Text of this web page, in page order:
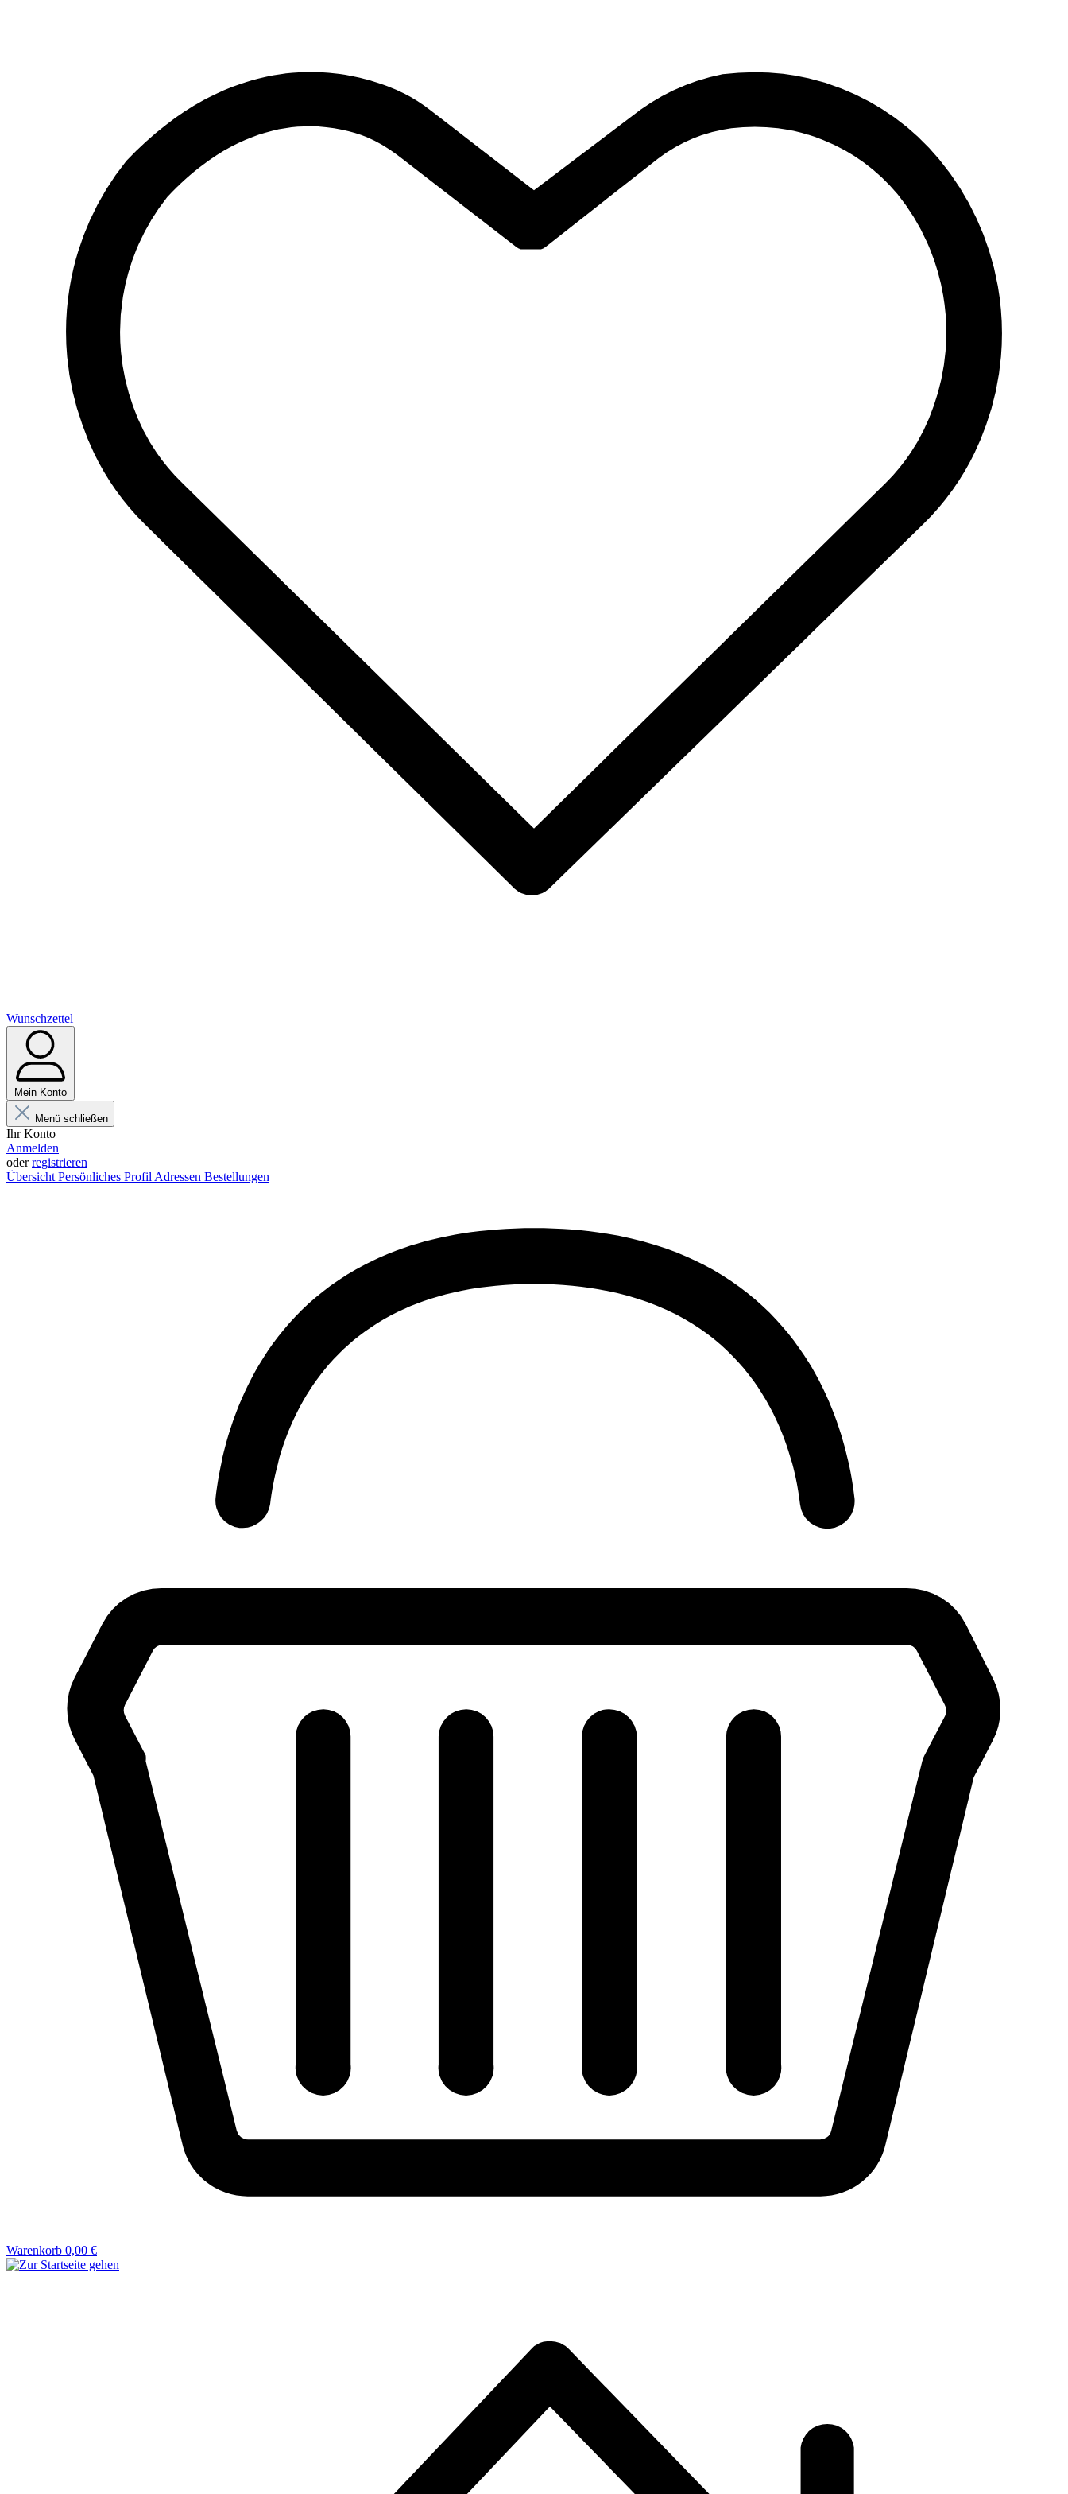
Wunschzettel
Mein Konto
Menü schließen
Ihr Konto
Anmelden
oderregistrieren
Übersicht Persönliches Profil Adressen Bestellungen
Warenkorb 0,00 €